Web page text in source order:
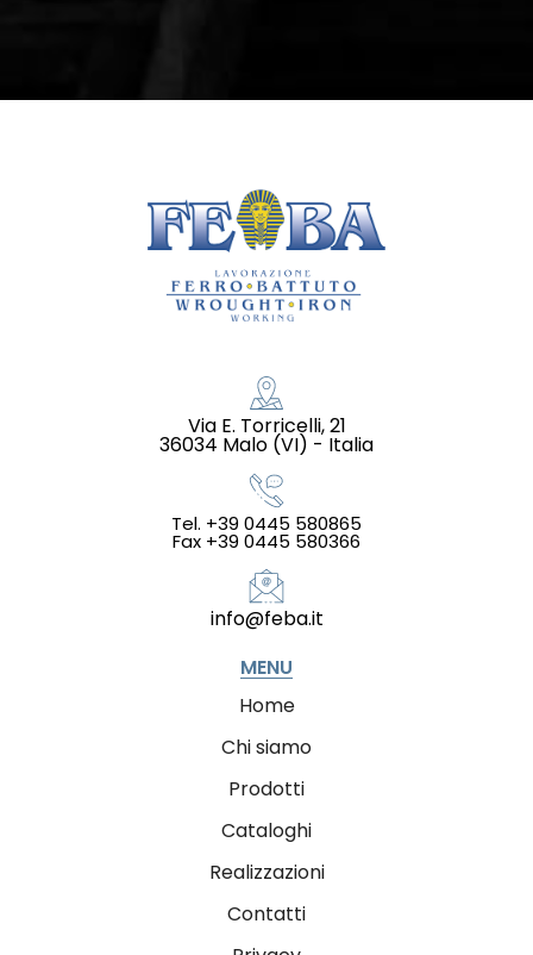
Via E. Torricelli, 21
36034 Malo (VI) - Italia
Tel. +39 0445 580865
Fax +39 0445 580366
info@feba.it
MENU
Home
Chi siamo
Prodotti
Cataloghi
Realizzazioni
Contatti